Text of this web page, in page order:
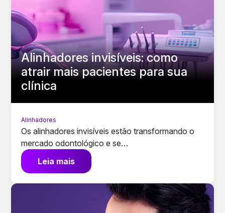
Alinhadores invisíveis: como
atrair mais pacientes para sua
clínica
Alinhadores
Os alinhadores invisíveis estão transformando o
mercado odontológico e se…
Leia mais